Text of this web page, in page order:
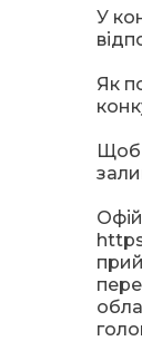
У
Як
Щоб